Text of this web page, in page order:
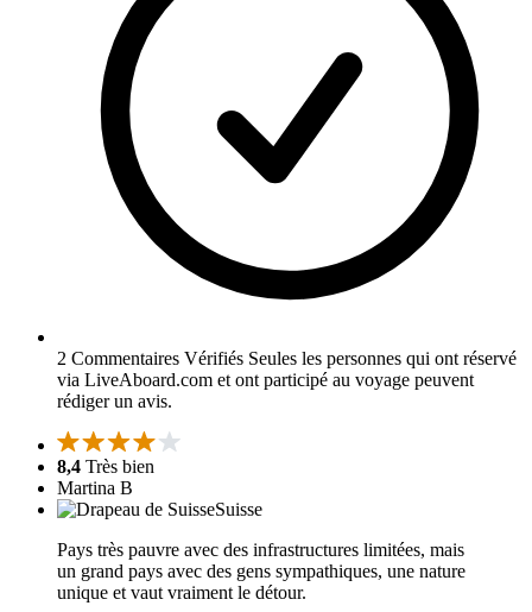
2 Commentaires Vérifiés Seules les personnes qui ont réservé
via LiveAboard.com et ont participé au voyage peuvent
rédiger un avis.
8,4 Très bien
Martina B
Suisse
Pays très pauvre avec des infrastructures limitées, mais
un grand pays avec des gens sympathiques, une nature
unique et vaut vraiment le détour.